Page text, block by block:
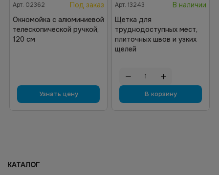
Арт. 02362
Под заказ
Окномойка с алюминиевой
телескопической ручкой,
120 см
Узнать цену
Арт. 13243
В наличии
Щетка для
труднодоступных мест,
плиточных швов и узких
щелей
В корзину
КАТАЛОГ